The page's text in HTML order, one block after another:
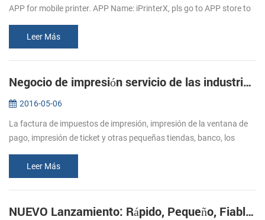
APP for mobile printer. APP Name: iPrinterX, pls go to APP store to
store. 2.Click ...
Leer Más
Negocio de impresión servicio de las industrias de mayor Alcista de la demanda de impresora de recibos
2016-05-06
La factura de impuestos de impresión, impresión de la ventana de
pago, impresión de ticket y otras pequeñas tiendas, banco, los
Leer Más
NUEVO Lanzamiento: Rápido, Pequeño, Fiable Impresoras de Kiosco KP-220